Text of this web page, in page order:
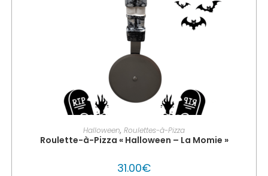
PERSONNALISER MON GLOUTON
Halloween, Roulettes-à-Pizza
Roulette-à-Pizza « Halloween – La Momie »
31.00€